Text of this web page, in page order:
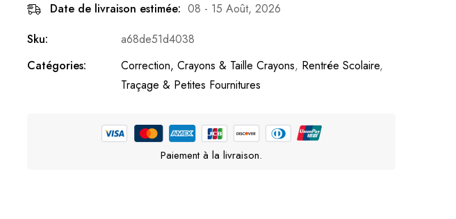
Date de livraison estimée: 08 - 15 Août, 2026
Sku:
a68de51d4038
Catégories:
Correction, Crayons & Taille Crayons, Rentrée Scolaire,
Traçage & Petites Fournitures
Paiement à la livraison.